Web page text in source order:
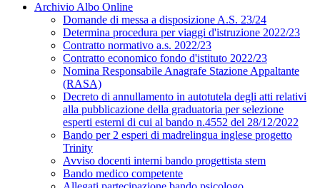
Archivio Albo Online
Domande di messa a disposizione A.S. 23/24
Determina procedura per viaggi d'istruzione 2022/23
Contratto normativo a.s. 2022/23
Contratto economico fondo d'istituto 2022/23
Nomina Responsabile Anagrafe Stazione Appaltante
(RASA)
Decreto di annullamento in autotutela degli atti relativi
alla pubblicazione della graduatoria per selezione
esperti esterni di cui al bando n.4552 del 28/12/2022
Bando per 2 esperi di madrelingua inglese progetto
Trinity
Avviso docenti interni bando progettista stem
Bando medico competente